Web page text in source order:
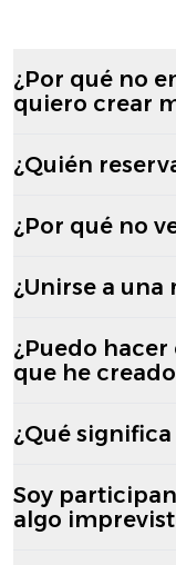
¿Por qué no
quiero crear
¿Quién
¿Por qué no
¿Unirse a una
¿Puedo
que he
¿Qué
Soy
algo